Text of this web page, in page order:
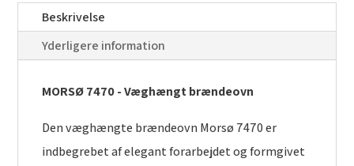
Beskrivelse
Yderligere information
MORSØ 7470 - Væghængt brændeovn
Den væghængte brændeovn Morsø 7470 er
indbegrebet af elegant forarbejdet og formgivet